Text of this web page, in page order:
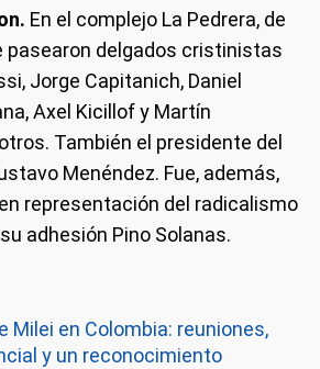
En el complejo La Pedrera, de
pasearon delgados cristinistas
Jorge Capitanich, Daniel
Axel Kicillof y Martín
También el presidente del
Menéndez. Fue, además,
representación del radicalismo
adhesión Pino Solanas.
Milei en Colombia: reuniones,
y un reconocimiento